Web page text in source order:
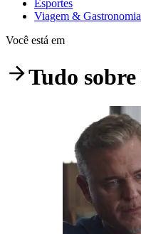
Esportes
Viagem & Gastronomia
Você está em
Tudo sobre